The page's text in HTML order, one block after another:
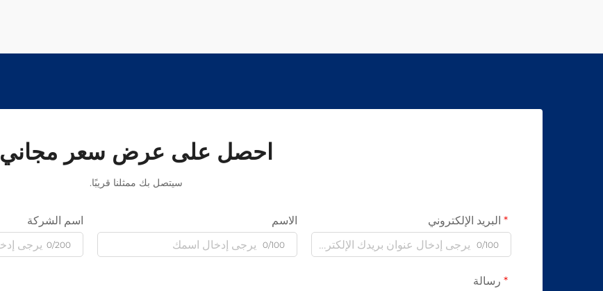
احصل على عرض سعر مجاني
سيتصل بك ممثلنا قريبًا.
البريد الإلكتروني
0/100
الاسم
0/100
اسم الشركة
0/200
رسالة